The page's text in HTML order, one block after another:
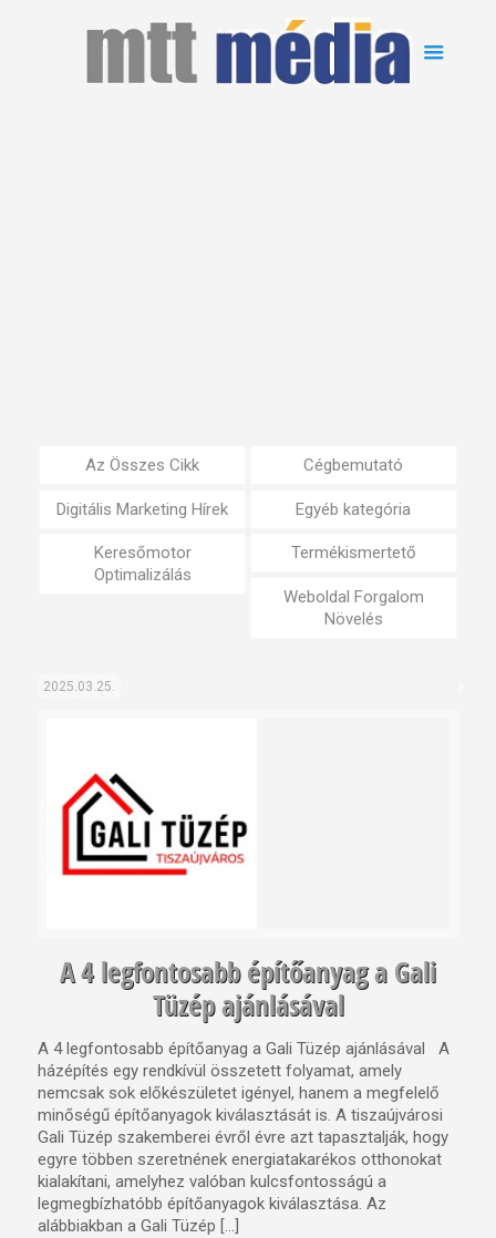
Az Összes Cikk Cégbemutató
Digitális Marketing Hírek Egyéb kategória
Keresőmotor
Optimalizálás
Termékismertető
Weboldal Forgalom
Növelés
2025.03.25.
A 4 legfontosabb építőanyag a Gali
Tüzép ajánlásával
A 4 legfontosabb építőanyag a Gali Tüzép ajánlásával A
házépítés egy rendkívül összetett folyamat, amely
nemcsak sok előkészületet igényel, hanem a megfelelő
minőségű építőanyagok kiválasztását is. A tiszaújvárosi
Gali Tüzép szakemberei évről évre azt tapasztalják, hogy
egyre többen szeretnének energiatakarékos otthonokat
kialakítani, amelyhez valóban kulcsfontosságú a
legmegbízhatóbb építőanyagok kiválasztása. Az
alábbiakban a Gali Tüzép […]